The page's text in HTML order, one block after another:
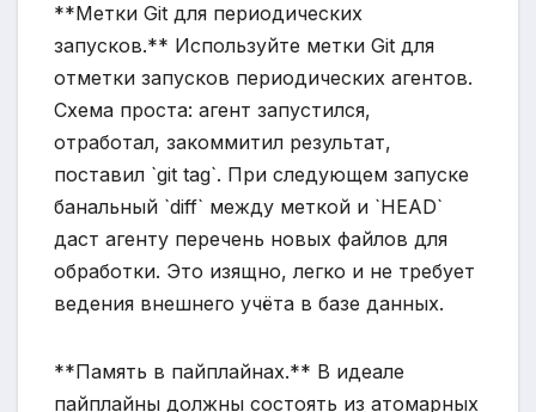
**Метки Git для периодических
запусков.** Используйте метки Git для
отметки запусков периодических агентов.
Схема проста: агент запустился,
отработал, закоммитил результат,
поставил `git tag`. При следующем запуске
банальный `diff` между меткой и `HEAD`
даст агенту перечень новых файлов для
обработки. Это изящно, легко и не требует
ведения внешнего учёта в базе данных.
**Память в пайплайнах.** В идеале
пайплайны должны состоять из атомарных